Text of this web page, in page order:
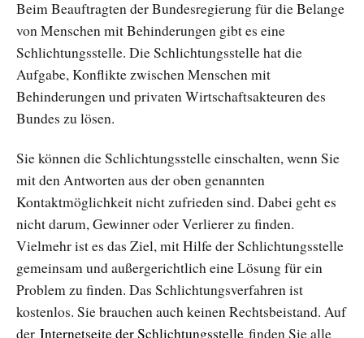
Beim Beauftragten der Bundesregierung für die Belange
von Menschen mit Behinderungen gibt es eine
Schlichtungsstelle. Die Schlichtungsstelle hat die
Aufgabe, Konflikte zwischen Menschen mit
Behinderungen und privaten Wirtschaftsakteuren des
Bundes zu lösen.
Sie können die Schlichtungsstelle einschalten, wenn Sie
mit den Antworten aus der oben genannten
Kontaktmöglichkeit nicht zufrieden sind. Dabei geht es
nicht darum, Gewinner oder Verlierer zu finden.
Vielmehr ist es das Ziel, mit Hilfe der Schlichtungsstelle
gemeinsam und außergerichtlich eine Lösung für ein
Problem zu finden. Das Schlichtungsverfahren ist
kostenlos. Sie brauchen auch keinen Rechtsbeistand. Auf
der Internetseite der Schlichtungsstelle finden Sie alle